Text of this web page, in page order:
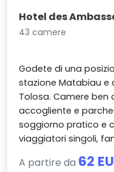
Hotel des
43 camere
Godete di una
stazione Matabiau e
Tolosa. Camere ben
accogliente e
soggiorno pratico e
viaggiatori singoli,
A partire da 62